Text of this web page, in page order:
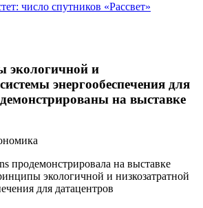
число спутников «Рассвет»
экологичной и
энергообеспечения для
на выставке